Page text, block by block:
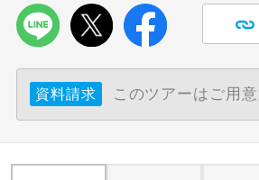
資料請求 このツアーはご用
おひとり様バ
おひとり様でバス